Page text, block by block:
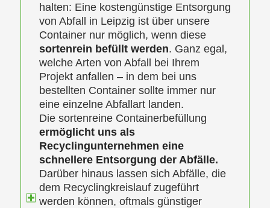
halten: Eine kostengünstige Entsorgung
von Abfall in Leipzig ist über unsere
Container nur möglich, wenn diese
sortenrein befüllt werden. Ganz egal,
welche Arten von Abfall bei Ihrem
Projekt anfallen – in dem bei uns
bestellten Container sollte immer nur
eine einzelne Abfallart landen.
Die sortenreine Containerbefüllung
ermöglicht uns als
Recyclingunternehmen eine
schnellere Entsorgung der Abfälle.
Darüber hinaus lassen sich Abfälle, die
dem Recyclingkreislauf zugeführt
werden können, oftmals günstiger